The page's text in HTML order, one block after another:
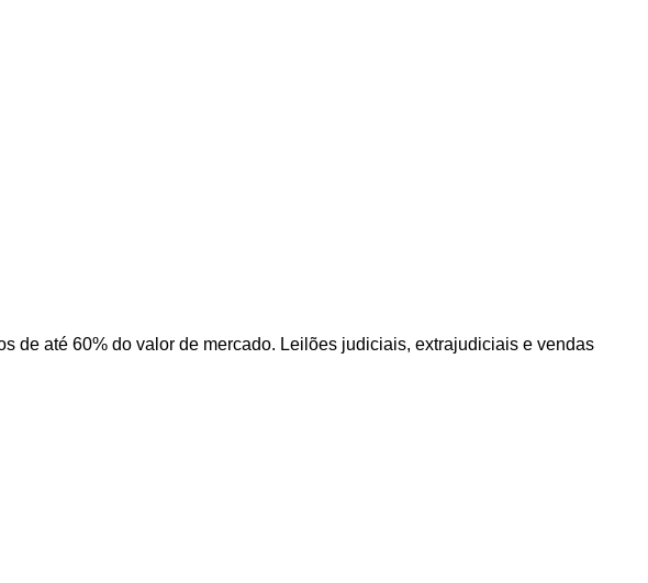
de até 60% do valor de mercado. Leilões judiciais, extrajudiciais e vendas